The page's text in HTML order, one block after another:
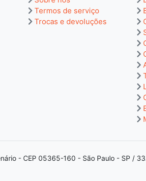
Termos de serviço
Trocas e devoluções
- CEP 05365-160 - São Paulo - SP /